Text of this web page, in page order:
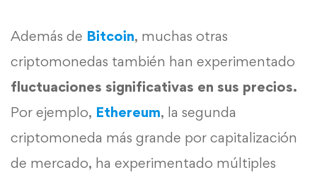
Además de Bitcoin, muchas otras
criptomonedas también han experimentado
fluctuaciones significativas en sus precios.
Por ejemplo, Ethereum, la segunda
criptomoneda más grande por capitalización
de mercado, ha experimentado múltiples